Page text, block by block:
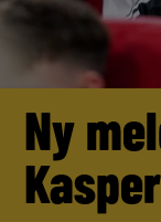
Ny